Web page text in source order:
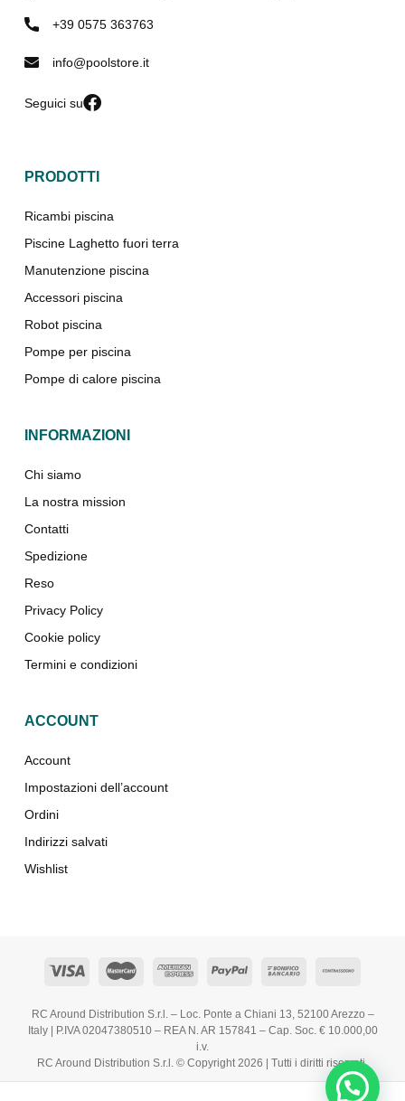
+39 0575 363763
info@poolstore.it
Seguici su
PRODOTTI
Ricambi piscina
Piscine Laghetto fuori terra
Manutenzione piscina
Accessori piscina
Robot piscina
Pompe per piscina
Pompe di calore piscina
INFORMAZIONI
Chi siamo
La nostra mission
Contatti
Spedizione
Reso
Privacy Policy
Cookie policy
Termini e condizioni
ACCOUNT
Account
Impostazioni dell’account
Ordini
Indirizzi salvati
Wishlist
RC Around Distribution S.r.l. – Loc. Ponte a Chiani 13, 52100 Arezzo –
Italy | P.IVA 02047380510 – REA N. AR 157841 – Cap. Soc. € 10.000,00
i.v.
RC Around Distribution S.r.l. © Copyright 2026 | Tutti i diritti riservati.